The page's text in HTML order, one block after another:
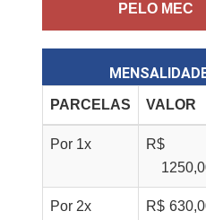
PELO MEC
PARCELAS VALOR
Por 1x
R$
Por 2x R$